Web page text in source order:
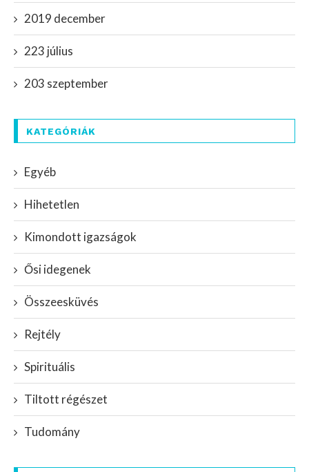
2019 december
223 július
203 szeptember
KATEGÓRIÁK
Egyéb
Hihetetlen
Kimondott igazságok
Ősi idegenek
Összeesküvés
Rejtély
Spirituális
Tiltott régészet
Tudomány